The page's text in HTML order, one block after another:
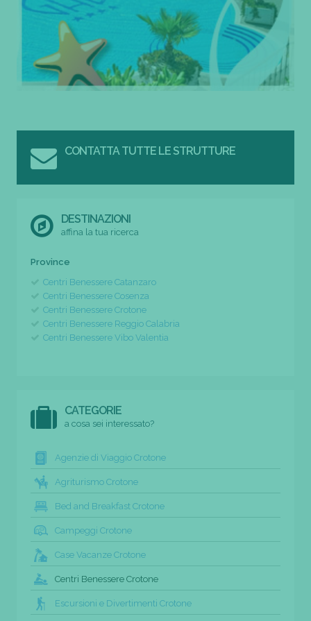
CONTATTA TUTTE LE STRUTTURE
DESTINAZIONI
affina la tua ricerca
Province
Centri Benessere Catanzaro
Centri Benessere Cosenza
Centri Benessere Crotone
Centri Benessere Reggio Calabria
Centri Benessere Vibo Valentia
CATEGORIE
a cosa sei interessato?
Agenzie di Viaggio Crotone
Agriturismo Crotone
Bed and Breakfast Crotone
Campeggi Crotone
Case Vacanze Crotone
Centri Benessere Crotone
Escursioni e Divertimenti Crotone